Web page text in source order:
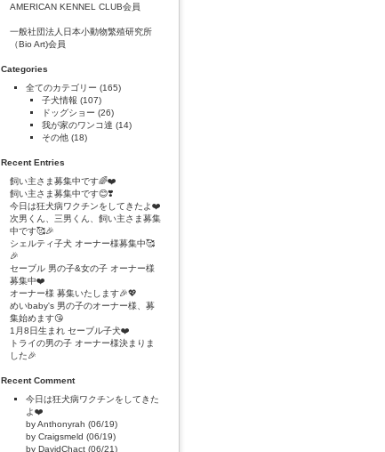
AMERICAN KENNEL CLUB会員
一般社団法人日本小動物繁殖研究所
（Bio Art)会員
Categories
全てのカテゴリー (165)
子犬情報 (107)
ドッグショー (26)
我が家のワンコ達 (14)
その他 (18)
Recent Entries
飼い主さま募集中です🌈❤️
飼い主さま募集中です😊❣️
今日は狂犬病ワクチンをしてきたよ❤️
次男くん、三男くん、飼い主さま募集
中です🥰🎉
シェルティ子犬 オーナー様募集中🥰
🎉
セーブル 男の子&女の子 オーナー様
募集中❤️
オーナー様 募集いたします🎉💖
めいbaby's 男の子のオーナー様、募
集始めます😘
1月8日生まれ セーブル子犬❤️
トライの男の子 オーナー様決まりま
した🎉
Recent Comment
今日は狂犬病ワクチンをしてきた
よ❤️
by Anthonyrah (06/19)
by Craigsmeld (06/19)
by DavidChact (06/21)